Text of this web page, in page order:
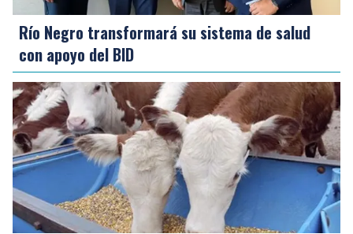
Río Negro transformará su sistema de salud
con apoyo del BID